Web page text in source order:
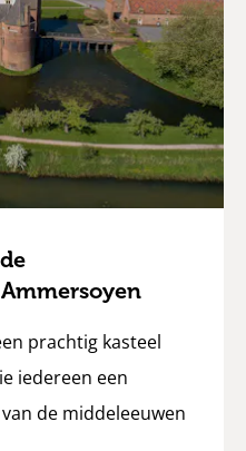
prachtig kasteel
iedereen een
de middeleeuwen